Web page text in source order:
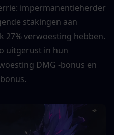
impermanentieherder
stakingen aan
27% verwoesting hebben.
uitgerust in hun
DMG -bonus en